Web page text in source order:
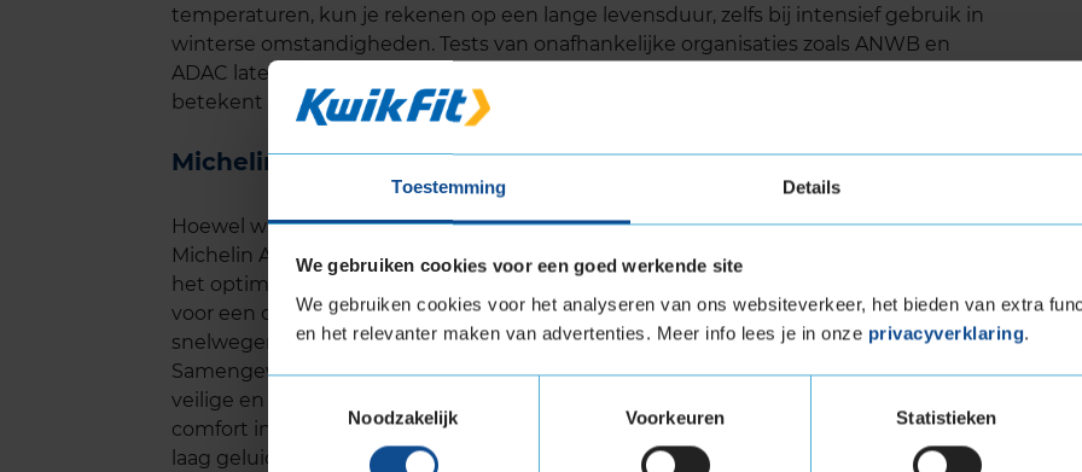
Toestemming Details
We gebruiken cookies voor een goed werkende site
We gebruiken cookies voor het analyseren van ons websiteverkeer, het bieden van extra
en het relevanter maken van advertenties. Meer info lees je in onze privacyverklaring.
Noodzakelijk
Voorkeuren Statistieken
temperaturen, kun je rekenen op een lange levensduur, zelfs bij intensief gebruik in
winterse omstandigheden. Tests van onafhankelijke organisaties zoals ANWB en
ADAC laten zien dat de Alpin 7 goed presteert als het gaat om kilometerprestatie, wat
betekent dat je meer kilometers kunt maken zonder in te boeten op veiligheid.
Michelin Alpin 7 geluid
Hoewel winterbanden vaak bekend staan om hun hogere geluidsniveau, blijft de
Michelin Alpin 7 relatief stil op de weg. Dankzij de geavanceerde lamellenstructuur en
het optimaliseren van het loopvlakpatroon wordt het rolgeluid verminderd, wat zorgt
voor een comfortabelere rijervaring. Dit is vooral gunstig tijdens lange ritten op
snelwegen, waar geluidsreductie merkbaar is.
Samengevat is de Michelin Alpin 7 een uitstekende keuze voor wie op zoek is naar
veilige en duurzame winterbanden. De band biedt goede grip, remvermogen en
comfort in winterse omstandigheden, met een lange levensduur en een aangenaam
laag geluidsniveau. Kortom, een betrouwbare partner voor de koude maanden.